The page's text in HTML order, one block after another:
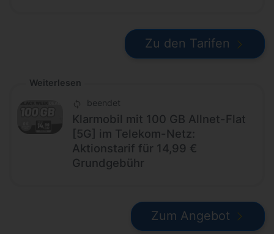
Zu den Tarifen
Weiterlesen
beendet
Klarmobil mit 100 GB Allnet-Flat
[5G] im Telekom-Netz:
Aktionstarif für 14,99 €
Grundgebühr
Zum Angebot